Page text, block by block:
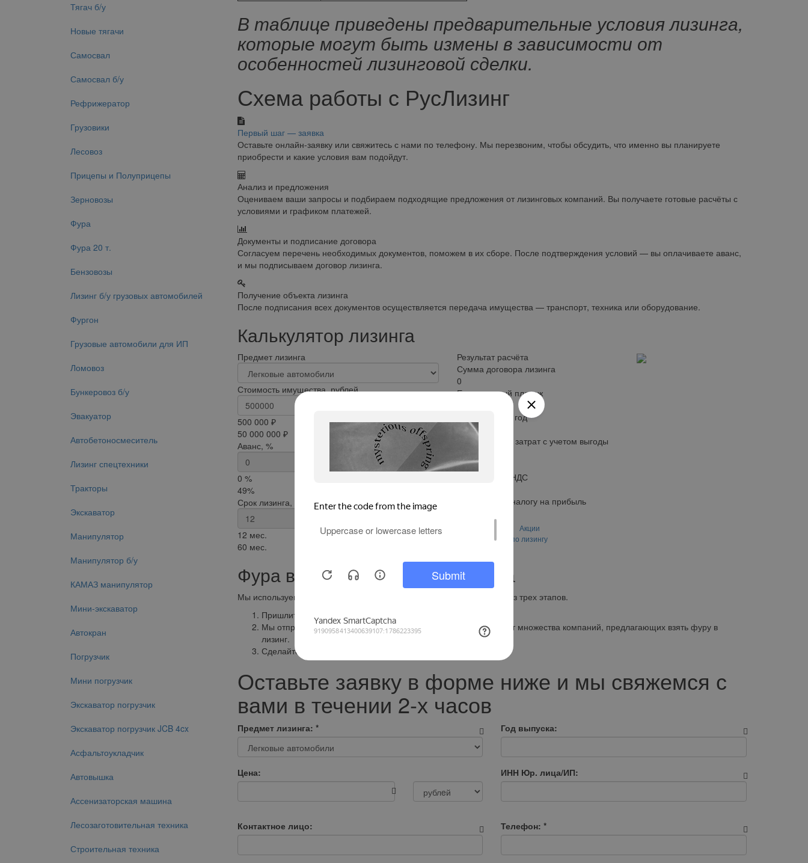
Тягач б/у
Новые тягачи
Самосвал
Самосвал б/у
Рефрижератор
Грузовики
Лесовоз
Прицепы и Полуприцепы
Зерновозы
Фура
Фура 20 т.
Бензовозы
Лизинг б/у грузовых автомобилей
Фургон
Грузовые автомобили для ИП
Ломовоз
Бункеровоз б/у
Эвакуатор
Автобетоносмеситель
Лизинг спецтехники
Тракторы
Экскаватор
Манипулятор
Манипулятор б/у
КАМАЗ манипулятор
Мини-экскаватор
Автокран
Погрузчик
Мини погрузчик
Экскаватор погрузчик
Экскаватор погрузчик JCB 4cx
Асфальтоукладчик
Автовышка
Ассенизаторская машина
Лесозаготовительная техника
Строительная техника
В таблице приведены предварительные условия лизинга,
которые могут быть измены в зависимости от
особенностей лизинговой сделки.
Схема работы с РусЛизинг
Первый шаг — заявка
Оставьте онлайн-заявку или свяжитесь с нами по телефону. Мы перезвоним, чтобы обсудить, что именно вы планируете
приобрести и какие условия вам подойдут.
Анализ и предложения
Оцениваем ваши запросы и подбираем подходящие предложения от лизинговых компаний. Вы получаете готовые расчёты с
условиями и графиком платежей.
Документы и подписание договора
Согласуем перечень необходимых документов, поможем в их сборе. После подтверждения условий — вы оплачиваете аванс,
и мы подписываем договор лизинга.
Получение объекта лизинга
После подписания всех документов осуществляется передача имущества — транспорт, техника или оборудование.
Калькулятор лизинга
Предмет лизинга
Стоимость имущества, рублей
500 000 ₽
50 000 000 ₽
Аванс, %
0 %
49%
Срок лизинга, месяцев
12 мес.
60 мес.
Результат расчёта
Сумма договора лизинга
0
Ежемесячный платеж
Удорожание в год
Общая сумма затрат с учетом выгоды
0
Возмещение НДС
Экономия по налогу на прибыль
Акции
по лизингу
Фура в лизинг: три простых шага
Мы используем простую и эффективную схему работы, состоящую из трех этапов.
Пришлите нам пакет документов.
Мы отправим лучший расчет, сделанный на основе расчетов от множества компаний, предлагающих взять фуру в
лизинг.
Сделайте выбор и подпишите договор.
Оставьте заявку в форме ниже и мы свяжемся с
вами в течении 2-х часов
Предмет лизинга: * Год выпуска:
Цена: ИНН Юр. лица/ИП:
Контактное лицо: Телефон:*